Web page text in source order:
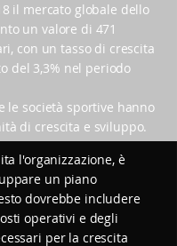
il mercato globale dello
un valore di 471
con un tasso di crescita
del 3,3% nel periodo
le società sportive hanno
di crescita e sviluppo.
l'organizzazione, è
un piano
dovrebbe includere
operativi e degli
per la crescita